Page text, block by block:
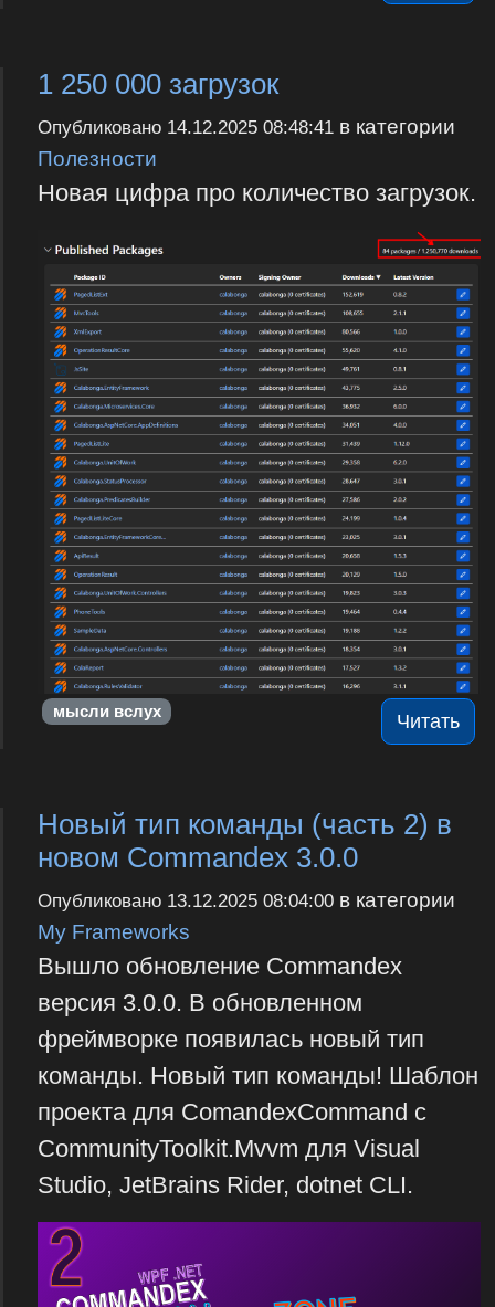
1 250 000 загрузок
Опубликовано 14.12.2025 08:48:41в категории
Полезности
Новая цифра про количество загрузок.
Читать
мысли вслух
Новый тип команды (часть 2) в
новом Commandex 3.0.0
Опубликовано 13.12.2025 08:04:00в категории
My Frameworks
Вышло обновление Commandex
версия 3.0.0. В обновленном
фреймворке появилась новый тип
команды. Новый тип команды! Шаблон
проекта для ComandexCommand с
CommunityToolkit.Mvvm для Visual
Studio, JetBrains Rider, dotnet CLI.